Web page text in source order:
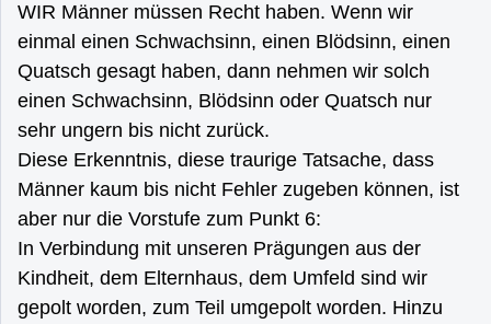
WIR Männer müssen Recht haben. Wenn wir
einmal einen Schwachsinn, einen Blödsinn, einen
Quatsch gesagt haben, dann nehmen wir solch
einen Schwachsinn, Blödsinn oder Quatsch nur
sehr ungern bis nicht zurück.
Diese Erkenntnis, diese traurige Tatsache, dass
Männer kaum bis nicht Fehler zugeben können, ist
aber nur die Vorstufe zum Punkt 6:
In Verbindung mit unseren Prägungen aus der
Kindheit, dem Elternhaus, dem Umfeld sind wir
gepolt worden, zum Teil umgepolt worden. Hinzu